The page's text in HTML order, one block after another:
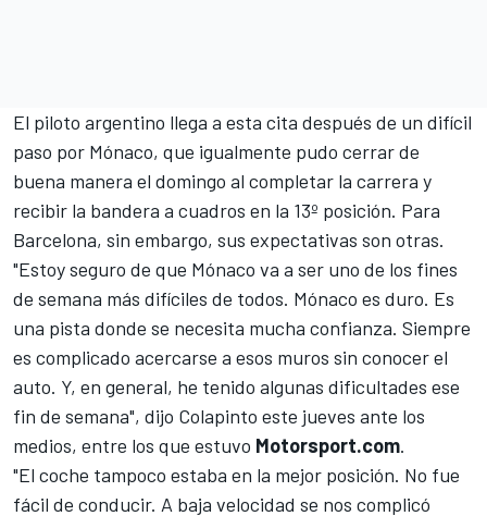
El piloto argentino llega a esta cita después de un difícil
paso por Mónaco, que igualmente pudo cerrar de
buena manera el domingo al completar la carrera y
recibir la bandera a cuadros en la 13º posición. Para
Barcelona, sin embargo, sus expectativas son otras.
"Estoy seguro de que Mónaco va a ser uno de los fines
de semana más difíciles de todos. Mónaco es duro. Es
una pista donde se necesita mucha confianza. Siempre
es complicado acercarse a esos muros sin conocer el
auto. Y, en general, he tenido algunas dificultades ese
fin de semana", dijo Colapinto este jueves ante los
medios, entre los que estuvo Motorsport.com.
"El coche tampoco estaba en la mejor posición. No fue
fácil de conducir. A baja velocidad se nos complicó